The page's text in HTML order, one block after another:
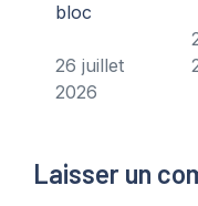
bloc
26 juillet
2026
Laisser un